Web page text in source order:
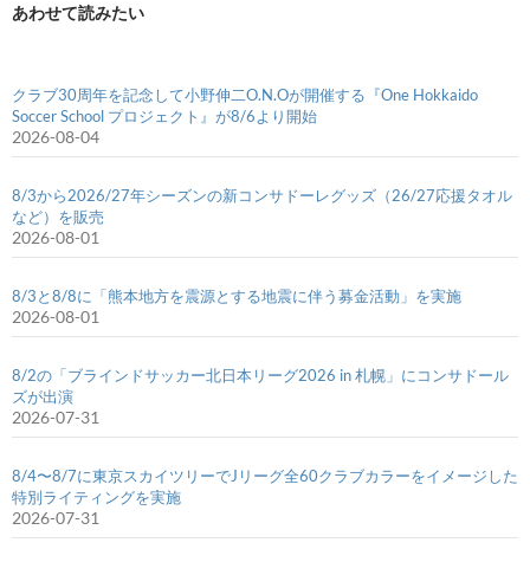
あわせて読みたい
クラブ30周年を記念して小野伸二O.N.Oが開催する『One Hokkaido
Soccer School プロジェクト』が8/6より開始
2026-08-04
8/3から2026/27年シーズンの新コンサドーレグッズ（26/27応援タオル
など）を販売
2026-08-01
8/3と8/8に「熊本地方を震源とする地震に伴う募金活動」を実施
2026-08-01
8/2の「ブラインドサッカー北日本リーグ2026 in 札幌」にコンサドール
ズが出演
2026-07-31
8/4〜8/7に東京スカイツリーでJリーグ全60クラブカラーをイメージした
特別ライティングを実施
2026-07-31